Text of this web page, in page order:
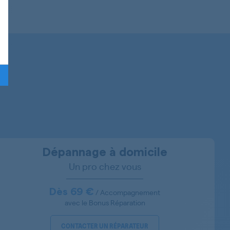
Dépannage à domicile
Un pro chez vous
Dès 69 € / Accompagnement
avec le Bonus Réparation
CONTACTER UN RÉPARATEUR